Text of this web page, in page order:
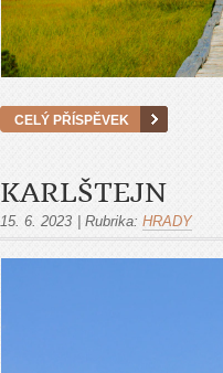
CELÝ PŘÍSPĚVEK
KARLŠTEJN
15. 6. 2023 Rubrika: HRADY